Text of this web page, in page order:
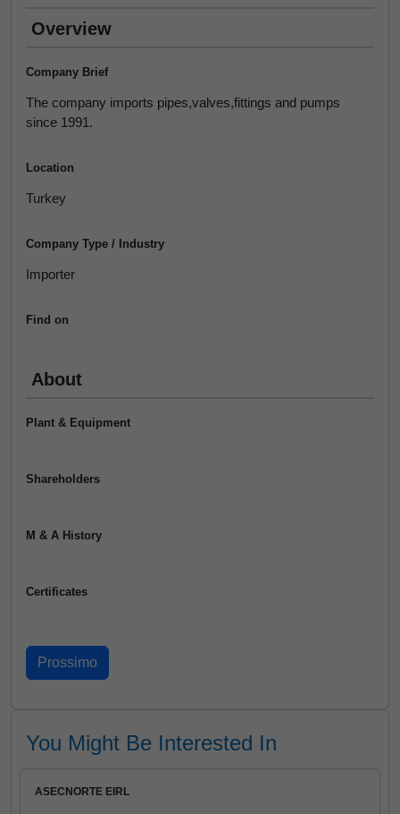
Overview
Company Brief
The company imports pipes,valves,fittings and pumps
since 1991.
Location
Turkey
Company Type / Industry
Importer
Find on
About
Plant & Equipment
Shareholders
M & A History
Certificates
You Might Be Interested In
ASECNORTE EIRL